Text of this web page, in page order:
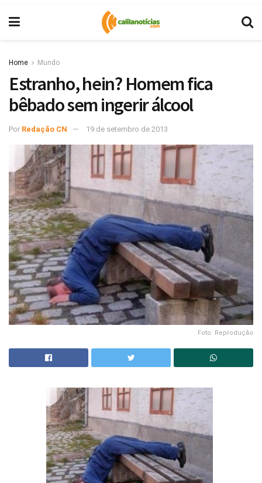
Home Mundo
Estranho, hein? Homem fica
bêbado sem ingerir álcool
Por Redação CN 19 de setembro de 2013
Foto: Reprodução